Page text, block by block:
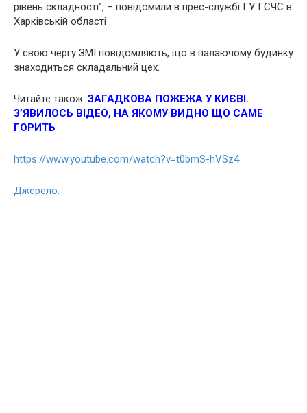
рівень складності”, – повідомили в прес-службі ГУ ГСЧС в
Харківській області .
У свою чергу ЗМІ повідомляють, що в палаючому будинку
знаходиться складальний цех.
Читайте також: ЗАГАДКОВА ПОЖЕЖА У КИЄВІ.
З’ЯВИЛОСЬ ВІДЕО, НА ЯКОМУ ВИДНО ЩО САМЕ
ГОРИТЬ
https://www.youtube.com/watch?v=t0bmS-hVSz4
Джерело.